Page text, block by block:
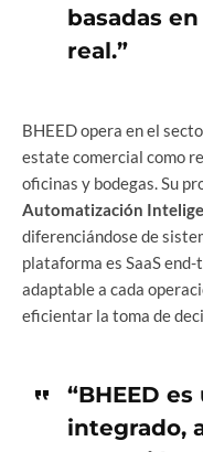
basadas
real.”
BHEED opera en el
estate comercial como
oficinas y bodegas. Su
Automatización
diferenciándose de
plataforma es SaaS
adaptable a cada
eficientar la toma de
“BHEED
integrado,